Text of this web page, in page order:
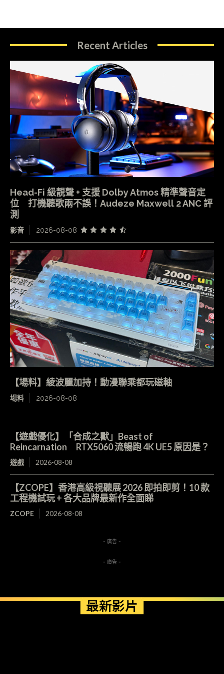
Recent Articles
Head-Fi 級靚聲 + 支援 Dolby Atmos 精準聲音定
位 打機聽歌兩不誤！Audeze Maxwell 2 ANC 評
測
影音 2026-08-08
【場料】綾波麗加持！動漫聯乘都玩磁軸
場料 2026-08-08
【遊戲優化】「合成之獸」Beast of
Reincarnation RTX5060 流暢跑 4K UE5 原因是？
遊戲 2026-08-08
【ZCOPE】香港高級視聽展 2026 即拍即剪！10 款
工程機試玩 + 各大品牌最新作全面睇
ZCOPE 2026-08-08
- 廣告 -
- 廣告 -
最新影片